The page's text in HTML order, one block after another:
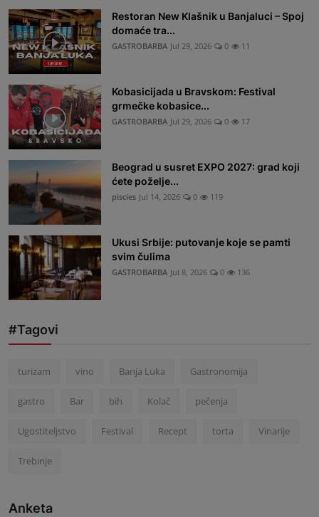
Restoran New Klašnik u Banjaluci – Spoj
domaće tra...
GASTROBARBA Jul 29, 2026 0 11
Kobasicijada u Bravskom: Festival
grmečke kobasice...
GASTROBARBA Jul 29, 2026 0 17
Beograd u susret EXPO 2027: grad koji
ćete poželje...
piscies Jul 14, 2026 0 119
Ukusi Srbije: putovanje koje se pamti
svim čulima
GASTROBARBA Jul 8, 2026 0 136
#Tagovi
turizam vino Banja Luka Gastronomija
gastro Bar bih Kolač pečenja
Ugostiteljstvo Festival Recept torta Vinarije
Trebinje
Anketa